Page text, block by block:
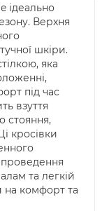
ідеально
Верхня
шкіри.
яка
під час
взуття
стояння,
кросівки
проведення
та легкій
на комфорт та